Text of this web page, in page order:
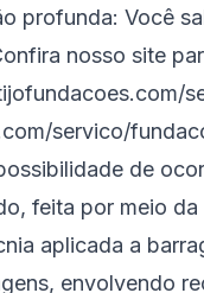
profunda: Você
nosso site
servico/
de
feita por meio
aplicada a
envolvendo